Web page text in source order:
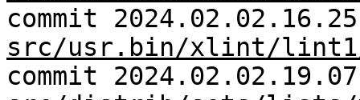
commit
src/usr.bin/xlint/lint1/
commit